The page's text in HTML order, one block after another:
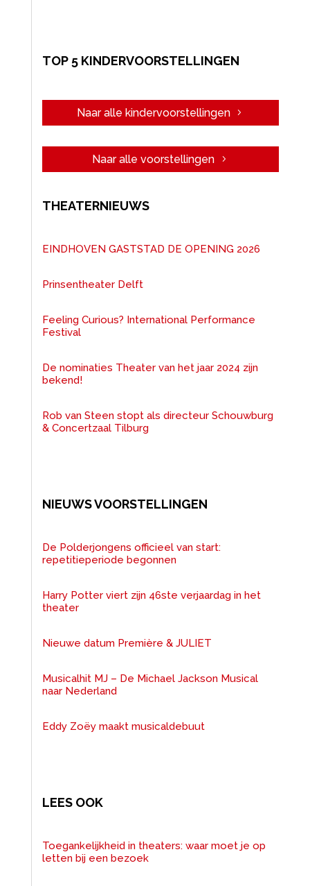
TOP 5 KINDERVOORSTELLINGEN
Naar alle kindervoorstellingen
Naar alle voorstellingen
THEATERNIEUWS
EINDHOVEN GASTSTAD DE OPENING 2026
Prinsentheater Delft
Feeling Curious? International Performance
Festival
De nominaties Theater van het jaar 2024 zijn
bekend!
Rob van Steen stopt als directeur Schouwburg
& Concertzaal Tilburg
NIEUWS VOORSTELLINGEN
De Polderjongens officieel van start:
repetitieperiode begonnen
Harry Potter viert zijn 46ste verjaardag in het
theater
Nieuwe datum Première & JULIET
Musicalhit MJ – De Michael Jackson Musical
naar Nederland
Eddy Zoëy maakt musicaldebuut
LEES OOK
Toegankelijkheid in theaters: waar moet je op
letten bij een bezoek